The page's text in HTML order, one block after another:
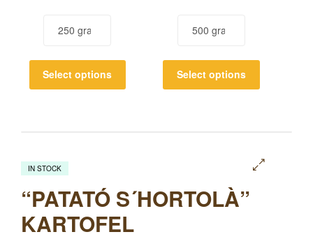
Select options Select options
IN STOCK
“PATATÓ S´HORTOLÀ”
KARTOFEL